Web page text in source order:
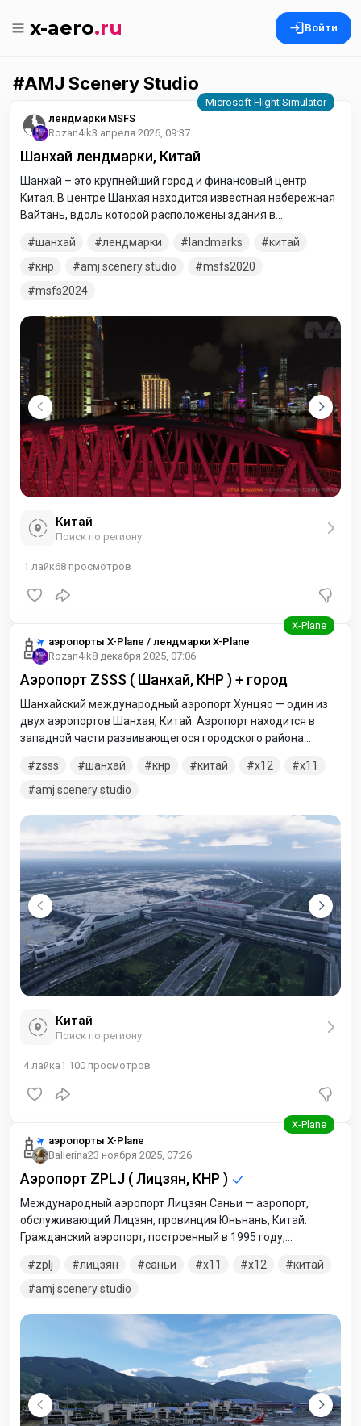
x-aero.ru Войти
AMJ Scenery Studio
лендмарки MSFS
Rozan4ik3 апреля 2026, 09:37
Шанхай лендмарки, Китай
Шанхай – это крупнейший город и финансовый центр
Китая. В центре Шанхая находится известная набережная
Вайтань, вдоль которой расположены здания в
возвышаются небоскребы района Пудун, такие как
Шанхайская башня высотой 632 метра и телебашня
классический китайский парк с традиционными беседками,
башнями и прудами.
шанхай лендмарки landmarks
китай
кнр
amj scenery studio
msfs2020
msfs2024
Китай
Поиск по региону
1 лайк68 просмотров
аэропорты X-Plane / лендмарки X-Plane
Rozan4ik8 декабря 2025, 07:06
Аэропорт ZSSS ( Шанхай, КНР ) + город
Шанхайский международный аэропорт Хунцяо — один из
двух аэропортов Шанхая, Китай. Аэропорт находится в
западной части развивающегося городского района
пассажиров, став четвёртым аэропортом Китая по
пассажирообороту. В архиве версии для двух симуляторов.
zsss шанхай кнр китай x12
x11
amj scenery studio
Китай
Поиск по региону
4лайка1 100 просмотров
аэропорты X-Plane
Ballerina23 ноября 2025, 07:26
Аэропорт ZPLJ ( Лицзян, КНР )
Международный аэропорт Лицзян Саньи — аэропорт,
обслуживающий Лицзян, провинция Юньнань, Китай.
Гражданский аэропорт, построенный в 1995 году,
двух симуляторов. Версия для X-Plane 12 модифицирована
- добавлена фотоподложка аэродрома и его окрестностей.
zplj лицзян саньи x11 x12
китай
amj scenery studio